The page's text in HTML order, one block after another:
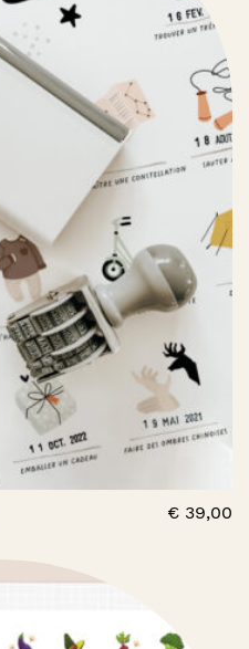
€ 39,00